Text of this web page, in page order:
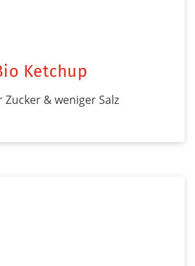
Ketchup
Zucker & weniger Salz